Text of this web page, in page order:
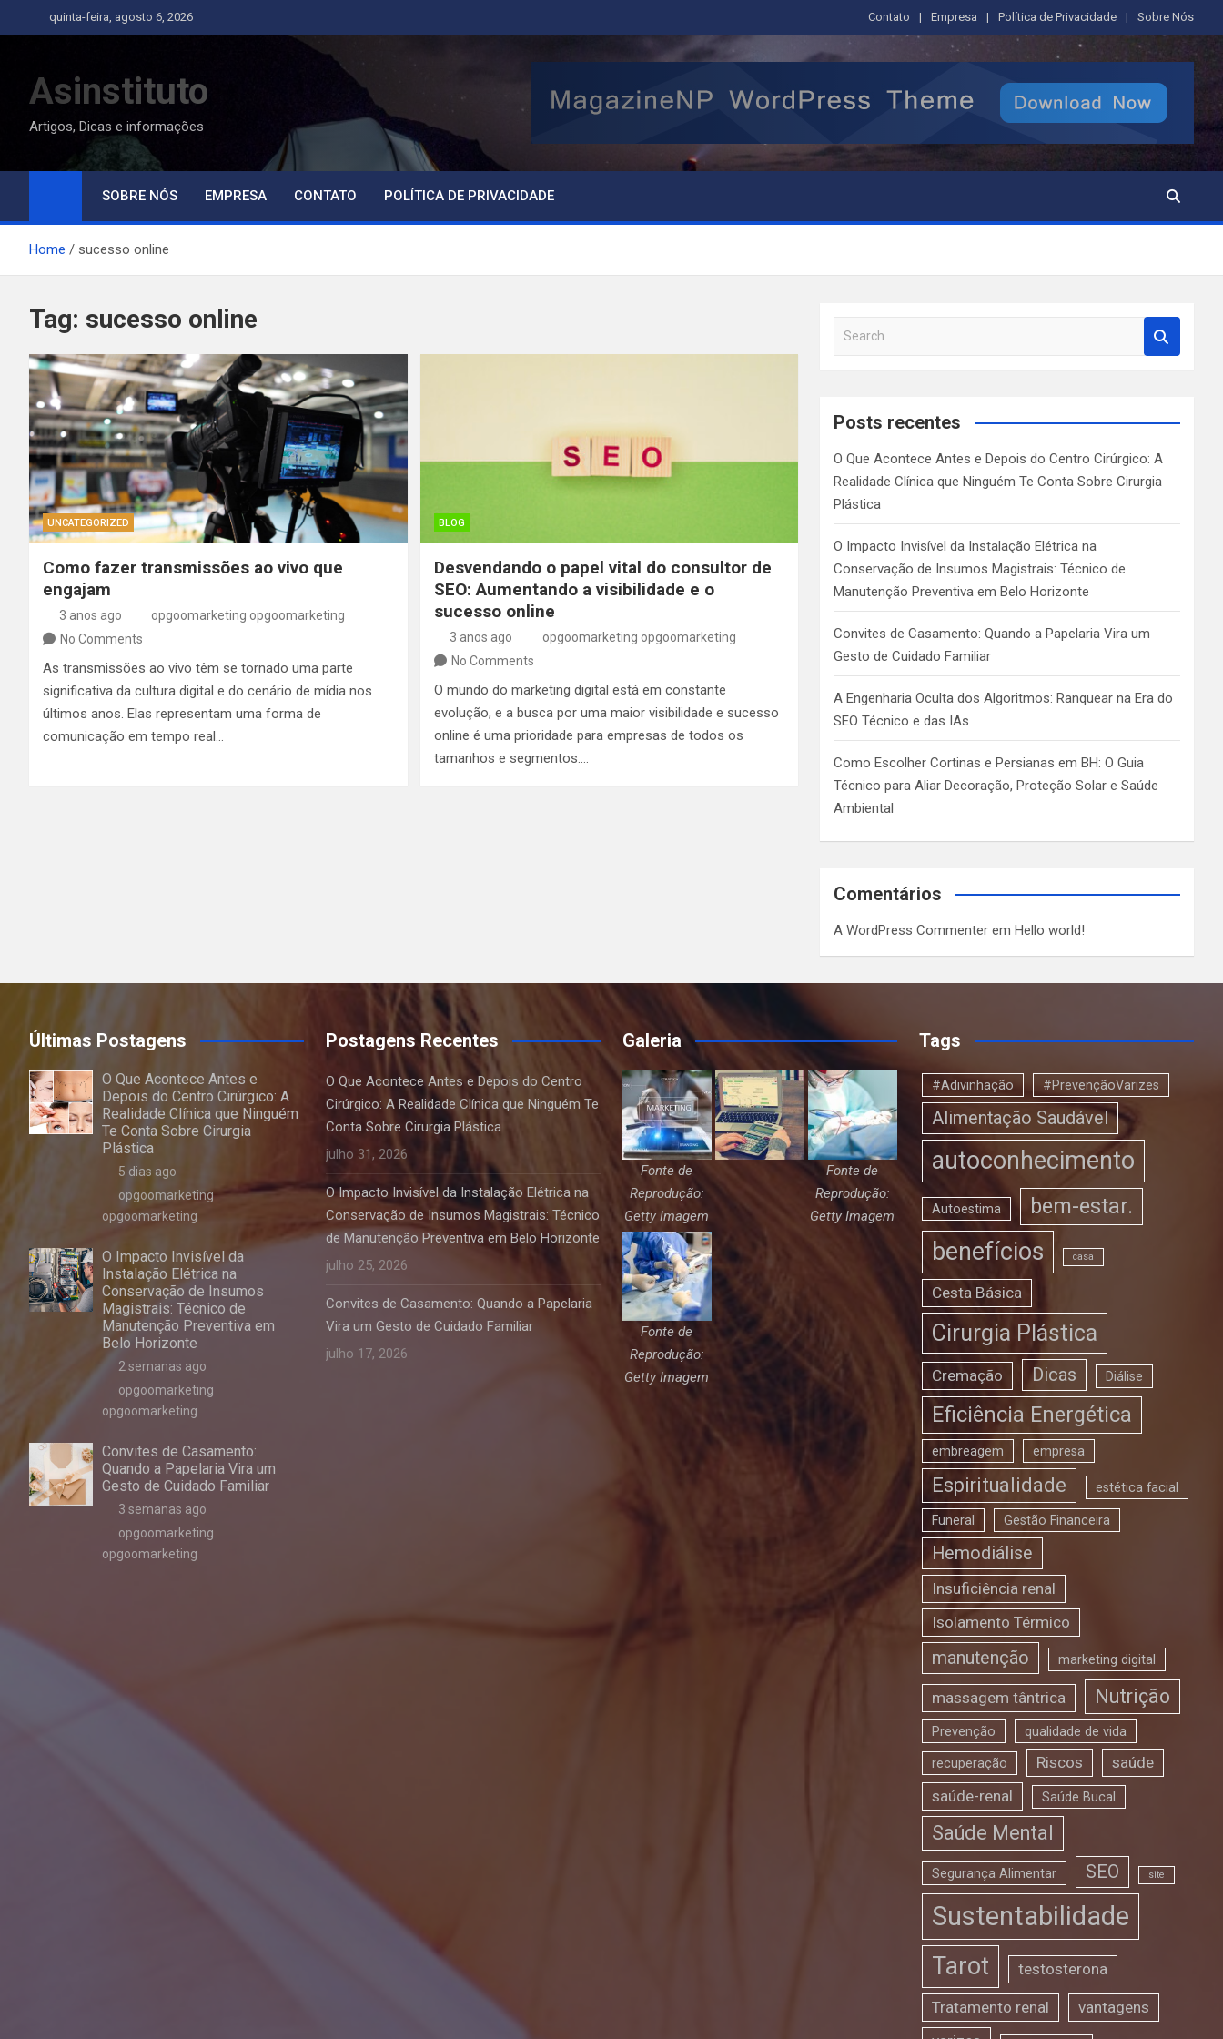
to
quinta-feira, agosto 6, 2026 Contato Empresa Política de Privacidade Sobre Nós
Asinstituto
Artigos, Dicas e informações
SOBRE NÓS EMPRESA CONTATO POLÍTICA DE PRIVACIDADE
Home sucesso online
Tag: sucesso online
UNCATEGORIZED
Como fazer transmissões ao vivo que
engajam
3 anos ago
opgoomarketing opgoomarketing
No Comments
As transmissões ao vivo têm se tornado uma parte
significativa da cultura digital e do cenário de mídia nos
últimos anos. Elas representam uma forma de
comunicação em tempo real…
BLOG
Desvendando o papel vital do consultor de
SEO: Aumentando a visibilidade e o
sucesso online
3 anos ago
opgoomarketing opgoomarketing
No Comments
O mundo do marketing digital está em constante
evolução, e a busca por uma maior visibilidade e sucesso
online é uma prioridade para empresas de todos os
tamanhos e segmentos.…
a
c
Posts recentes
O Que Acontece Antes e Depois do Centro Cirúrgico: A
Realidade Clínica que Ninguém Te Conta Sobre Cirurgia
Plástica
O Impacto Invisível da Instalação Elétrica na
Conservação de Insumos Magistrais: Técnico de
Manutenção Preventiva em Belo Horizonte
Convites de Casamento: Quando a Papelaria Vira um
Gesto de Cuidado Familiar
A Engenharia Oculta dos Algoritmos: Ranquear na Era do
SEO Técnico e das IAs
Como Escolher Cortinas e Persianas em BH: O Guia
Técnico para Aliar Decoração, Proteção Solar e Saúde
Ambiental
Comentários
A WordPress Commenter emHello world!
Últimas Postagens
O Que Acontece Antes e
Depois do Centro Cirúrgico: A
Realidade Clínica que Ninguém
Te Conta Sobre Cirurgia
Plástica
5 dias ago
opgoomarketing
opgoomarketing
O Impacto Invisível da
Instalação Elétrica na
Conservação de Insumos
Magistrais: Técnico de
Manutenção Preventiva em
Belo Horizonte
2 semanas ago
opgoomarketing
opgoomarketing
Convites de Casamento:
Quando a Papelaria Vira um
Gesto de Cuidado Familiar
3 semanas ago
opgoomarketing
opgoomarketing
Postagens Recentes
O Que Acontece Antes e Depois do Centro
Cirúrgico: A Realidade Clínica que Ninguém Te
Conta Sobre Cirurgia Plástica
julho 31, 2026
O Impacto Invisível da Instalação Elétrica na
Conservação de Insumos Magistrais: Técnico
de Manutenção Preventiva em Belo Horizonte
julho 25, 2026
Convites de Casamento: Quando a Papelaria
Vira um Gesto de Cuidado Familiar
julho 17, 2026
Galeria
Fonte de
Reprodução:
Getty Imagem
Fonte de
Reprodução:
Getty Imagem
Fonte de
Reprodução:
Getty Imagem
Tags
#Adivinhação #PrevençãoVarizes
Alimentação Saudável
autoconhecimento
Autoestima bem-estar.
benefícios casa
Cesta Básica
Cirurgia Plástica
Cremação Dicas Diálise
Eficiência Energética
embreagem empresa
Espiritualidade estética facial
Funeral Gestão Financeira
Hemodiálise
Insuficiência renal
Isolamento Térmico
manutenção marketing digital
massagem tântrica Nutrição
Prevenção qualidade de vida
recuperação Riscos
saúde
saúde-renal
Saúde Bucal
Saúde Mental
Segurança Alimentar SEO site
Sustentabilidade
Tarot testosterona
Tratamento renal
vantagens